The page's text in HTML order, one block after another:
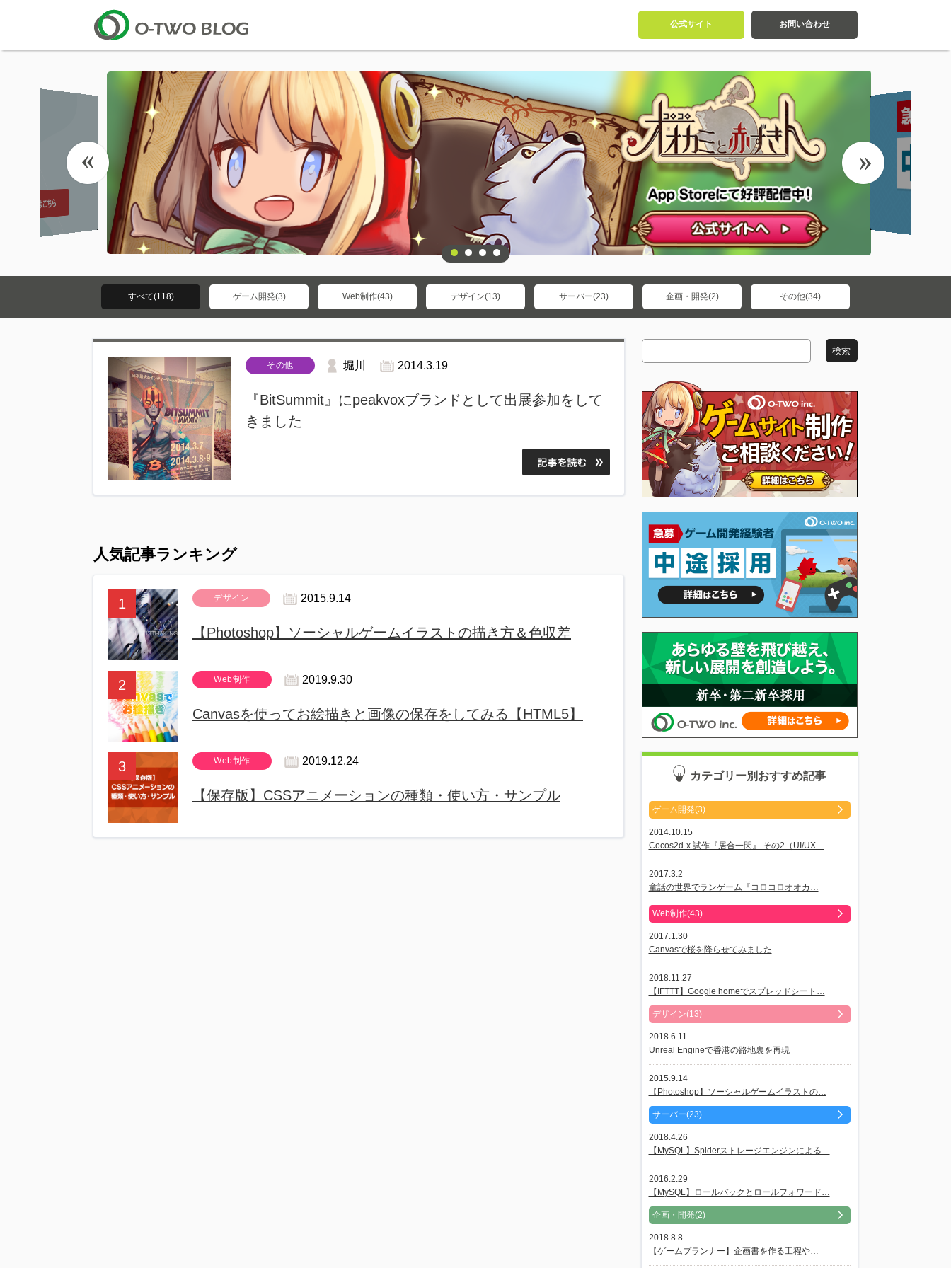
公式サイト お問い合わせ
すべて(118) ゲーム開発(3) Web制作(43) デザイン(13) サーバー(23) 企画・開発(2) その他(34)
その他 2014.3.19
堀川
『BitSummit』にpeakvoxブランドとして出展参加をして
きました
人気記事ランキング
デザイン 2015.9.14
【Photoshop】ソーシャルゲームイラストの描き方＆色収差
Web制作 2019.9.30
Canvasを使ってお絵描きと画像の保存をしてみる【HTML5】
Web制作 2019.12.24
【保存版】CSSアニメーションの種類・使い方・サンプル
カテゴリー別おすすめ記事
ゲーム開発(3)
2014.10.15
Cocos2d-x 試作『居合一閃』 その2（UI/UX…
2017.3.2
童話の世界でランゲーム『コロコロオオカ…
Web制作(43)
2017.1.30
Canvasで桜を降らせてみました
2018.11.27
【IFTTT】Google homeでスプレッドシート…
デザイン(13)
2018.6.11
Unreal Engineで香港の路地裏を再現
2015.9.14
【Photoshop】ソーシャルゲームイラストの…
サーバー(23)
2018.4.26
【MySQL】Spiderストレージエンジンによる…
2016.2.29
【MySQL】ロールバックとロールフォワード…
企画・開発(2)
2018.8.8
【ゲームプランナー】企画書を作る工程や…